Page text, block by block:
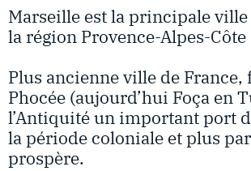
Marseille est la principale
la région Provence-Alpes-
Plus ancienne ville de
Phocée (aujourd’hui Foça en
l’Antiquité un important port
la période coloniale et plus
prospère.